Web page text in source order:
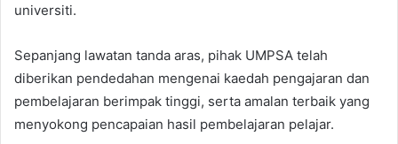
universiti.
Sepanjang lawatan tanda aras, pihak UMPSA telah
diberikan pendedahan mengenai kaedah pengajaran dan
pembelajaran berimpak tinggi, serta amalan terbaik yang
menyokong pencapaian hasil pembelajaran pelajar.